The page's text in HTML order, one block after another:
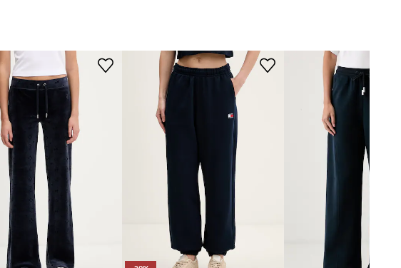
Zalecamy wybór rozmiaru, jaki nosisz
zazwyczaj.
Tabela rozmiarów